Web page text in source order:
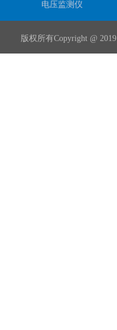
电压监测仪
版权所有Copyright @